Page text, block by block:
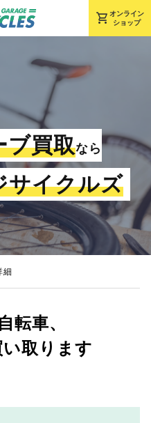
shopping_cart オンライン
ショップ
ブ買取なら
サイクルズ
細
転車、
取ります